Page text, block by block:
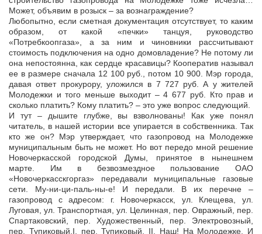
Может, объявим в розыск – за вознаграждение?
Любопытно, если сметная документация отсутствует, то каким
образом, от какой «печки» танцуя, руководство
«Потребкоопгаза», а за ним и чиновники рассчитывают
стоимость подключения на одно домовладение? Не потому ли
она непостоянна, как сердце красавицы? Кооператив называл
ее в размере сначала 12 100 руб., потом 10 900. Мэр города,
давая ответ прокурору, уложился в 7 727 руб. А у жителей
Молодежки и того меньше выходит – 4 677 руб. Кто прав и
сколько платить? Кому платить? – это уже вопрос следующий.
И тут – дышите глубже, вы взволнованы! Как уже понял
читатель, в нашей истории все упирается в собственника. Так
кто же он? Мэр утверждает, что газопровод на Молодежке
муниципальным быть не может. Но вот передо мной решение
Новочеркасской городской Думы, принятое в нынешнем
марте. Им в безвозмездное пользование ОАО
«Новочеркасскгоргаз» передавали муниципальные газовые
сети. Му-ни-ци-паль-ны-е! И передали. В их перечне –
газопровод с адресом: г. Новочеркасск, ул. Клещева, ул.
Луговая, ул. Транспортная, ул. Целинная, пер. Овражный, пер.
Спартаковский, пер. Художественный, пер. Электровозный,
пер. Тупиковый,I, пер. Тупиковый, II. Наш! На Молодежке. И